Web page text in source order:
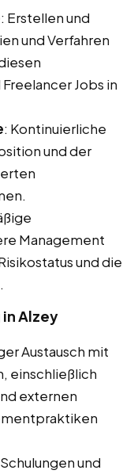
: Erstellen und
und Verfahren
Jobs in
: Kontinuierliche
und der
Management
und die
Alzey
Austausch mit
einschließlich
externen
und